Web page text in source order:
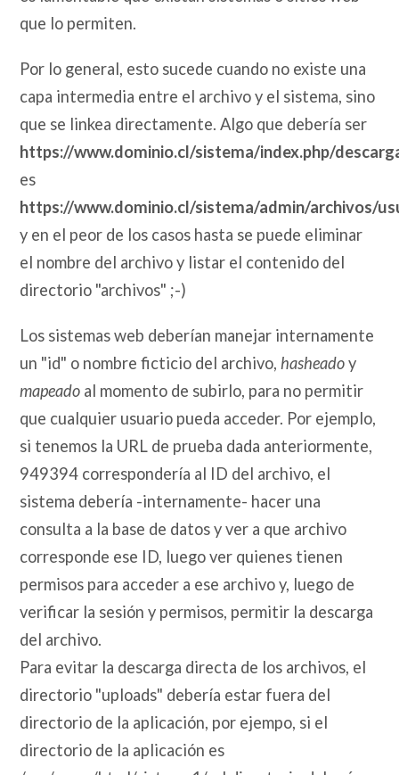
que lo permiten.
Por lo general, esto sucede cuando no existe una
capa intermedia entre el archivo y el sistema, sino
que se linkea directamente. Algo que debería ser
https://www.dominio.cl/sistema/index.php/
es
https://www.dominio.cl/sistema/admin/archivos/
y en el peor de los casos hasta se puede eliminar
el nombre del archivo y listar el contenido del
directorio "archivos" ;-)
Los sistemas web deberían manejar internamente
un "id" o nombre ficticio del archivo, hasheadoy
mapeado al momento de subirlo, para no permitir
que cualquier usuario pueda acceder. Por ejemplo,
si tenemos la URL de prueba dada anteriormente,
949394 correspondería al ID del archivo, el
sistema debería -internamente- hacer una
consulta a la base de datos y ver a que archivo
corresponde ese ID, luego ver quienes tienen
permisos para acceder a ese archivo y, luego de
verificar la sesión y permisos, permitir la descarga
del archivo.
Para evitar la descarga directa de los archivos, el
directorio "uploads" debería estar fuera del
directorio de la aplicación, por ejempo, si el
directorio de la aplicación es